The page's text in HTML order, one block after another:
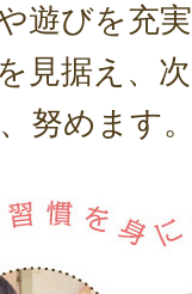
遊びを充
見据え、
努めます